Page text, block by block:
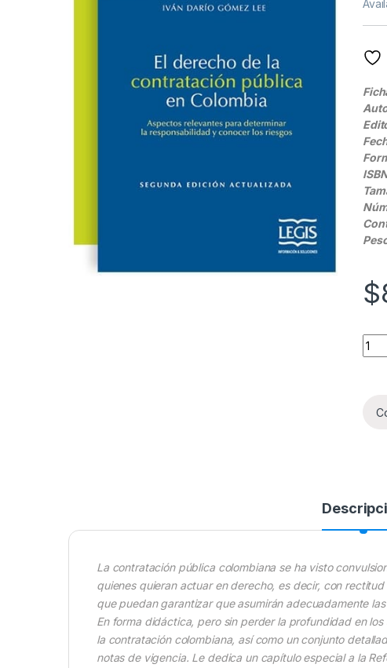
$
El
La contratación pública colombiana se ha visto
quienes quieran actuar en derecho, es decir, con
que puedangarantizar que asumirán adecuadamente
En forma didáctica, pero sin perder la profundidad en
la contratación colombiana, así como un conjunto
notas de vigencia. Le dedica un capítulo especial a la